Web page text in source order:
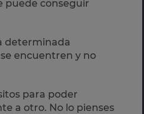
puede conseguir
determinada
encuentren y no
para poder
a otro. No lo pienses